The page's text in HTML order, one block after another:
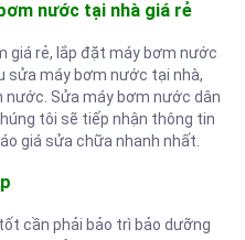
nước tại nhà giá rẻ
giá rẻ, lắp đặt máy bơm nước
sửa máy bơm nước tại nhà,
nước. Sửa máy bơm nước dân
tôi sẽ tiếp nhận thông tin
giá sửa chữa nhanh nhất.
cần phải bảo trì bảo dưỡng